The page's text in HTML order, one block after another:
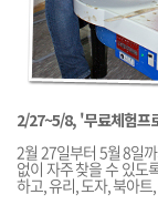
2/27~5/8, '무료체험프
2월 27일부터 5월 8일
없이 자주 찾을 수 있도
하고, 유리, 도자, 북아